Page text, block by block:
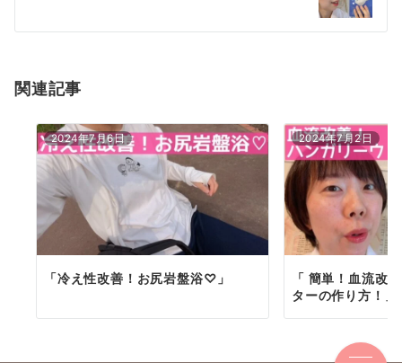
シ
ン
関連記事
2024年7月6日
「冷え性改善！お尻岩盤浴♡」
2024年7月2日
「 簡単！血流改
ターの作り方！」